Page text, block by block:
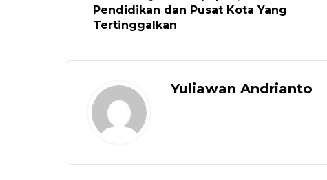
Pendidikan dan Pusat Kota Yang
Tertinggalkan
Yuliawan Andrianto